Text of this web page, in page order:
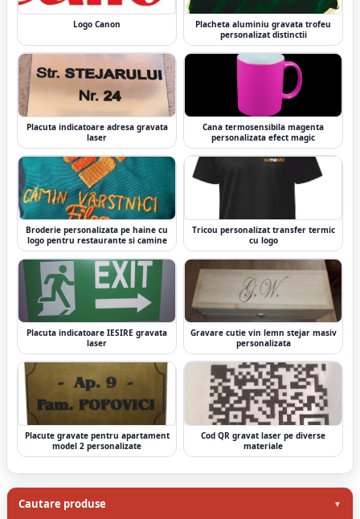
Cautare produse
Logo Canon
Placheta aluminiu gravata trofeu
personalizat distinctii
Placuta indicatoare adresa gravata
laser
Cana termosensibila magenta
personalizata efect magic
Broderie personalizata pe haine cu
logo pentru restaurante si camine
Tricou personalizat transfer termic
cu logo
Placuta indicatoare IESIRE gravata
laser
Gravare cutie vin lemn stejar masiv
personalizata
Placute gravate pentru apartament
model 2 personalizate
Cod QR gravat laser pe diverse
materiale